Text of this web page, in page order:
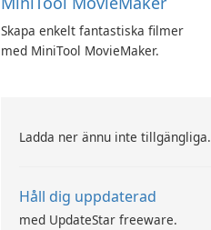
Skapa enkelt fantastiska filmer
med MiniTool MovieMaker.
Ladda ner ännu inte tillgängliga.
Håll dig uppdaterad
med UpdateStar freeware.